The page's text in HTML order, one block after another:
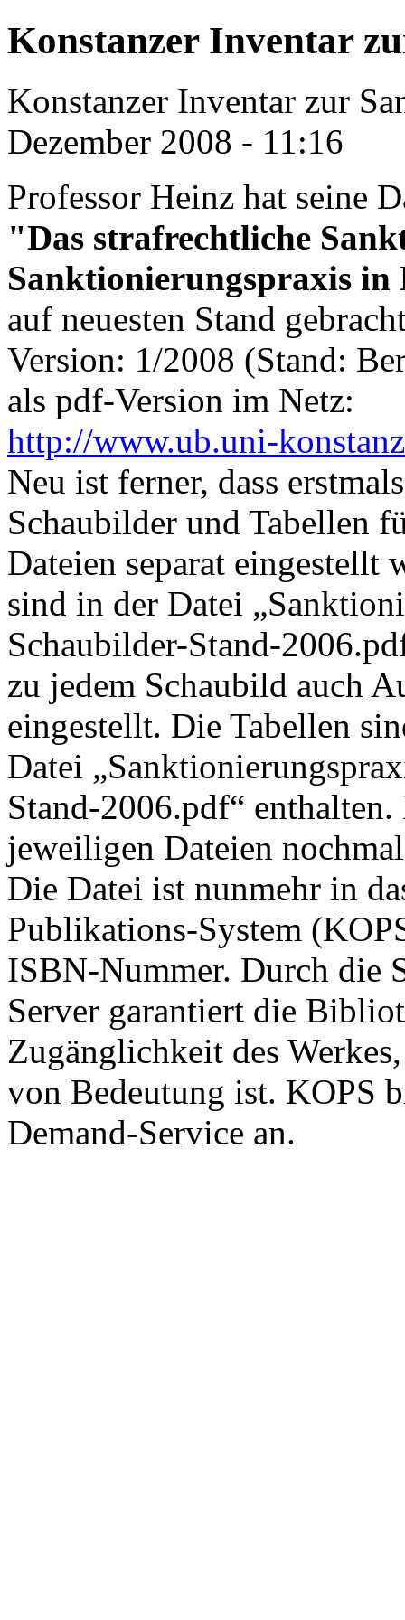
Konstanzer Inventar
Konstanzer Inventar zur
Dezember 2008 - 11:16
Professor Heinz hat seine
"Das strafrechtliche
Sanktionierungspraxis in
auf neuesten Stand
Version: 1/2008 (Stand:
als pdf-Version im Netz:
http://www.ub.uni-
Neu ist ferner, dass
Schaubilder und Tabellen
Dateien separat eingestellt
sind in der Datei
Schaubilder-Stand-
zu jedem Schaubild auch
eingestellt. Die Tabellen
Datei
Stand-2006.pdf“
jeweiligen Dateien
Die Datei ist nunmehr in
Publikations-System
ISBN-Nummer. Durch die
Server garantiert die
Zugänglichkeit des
von Bedeutung ist. KOPS
Demand-Service an.